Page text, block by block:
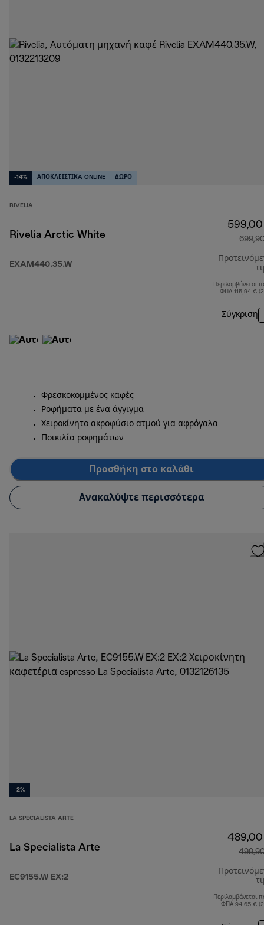
-14% ΑΠΟΚΛΕΙΣΤΙΚA ONLINE ΔΩΡΟ
RIVELIA
Rivelia Arctic White
EXAM440.35.W
Περιλαμβάνεται
ΦΠΑ 115,94 €
Σύγκριση
Φρεσκοκομμένος καφές
Ροφήματα με ένα άγγιγμα
Χειροκίνητο ακροφύσιο ατμού για αφρόγαλα
Ποικιλία ροφημάτων
Προσθήκη στο καλάθι
Ανακαλύψτε περισσότερα
-2%
LA SPECIALISTA ARTE
La Specialista Arte
EC9155.W EX:2
Περιλαμβάνεται
ΦΠΑ 94,65 €